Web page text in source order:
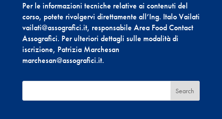
Per le informazioni tecniche relative ai contenuti del
corso, potete rivolgervi direttamente all’Ing. Italo Vailati
vailati@assografici.it, responsabile Area Food Contact
Assografici. Per ulteriori dettagli sulle modalità di
iscrizione, Patrizia Marchesan
marchesan@assografici.it.